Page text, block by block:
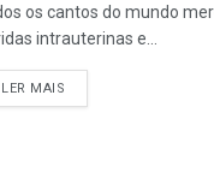
os cantos do mundo
intrauterinas e...
LER MAIS